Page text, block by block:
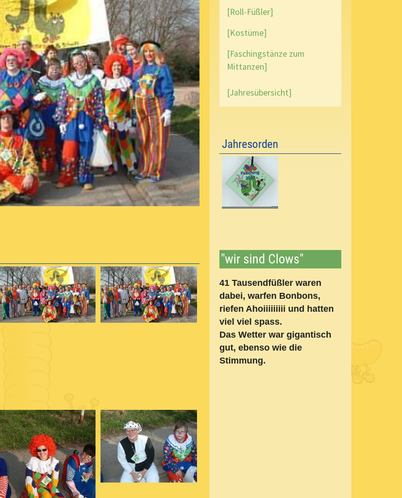
[Roll-Füßler]
[Kostüme]
[Faschingstänze zum
Mittanzen]
[Jahresübersicht]
Jahresorden
"wir sind Clows"
41 Tausendfüßler waren
dabei, warfen Bonbons,
riefen Ahoiiiiiiiii und hatten
viel viel spass.
Das Wetter war gigantisch
gut, ebenso wie die
Stimmung.